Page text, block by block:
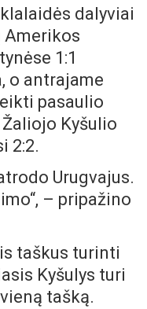
dalyviai
Amerikos
1:1
o antrajame
pasaulio
Kyšulio
2:2.
Urugvajus.
– pripažino
taškus turinti
Kyšulys turi
tašką.